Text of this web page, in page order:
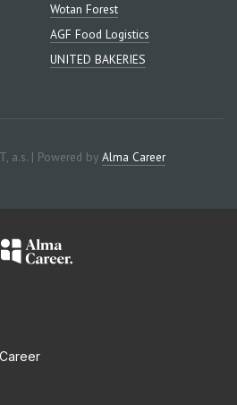
Wotan Forest
AGF Food Logistics
UNITED BAKERIES
a.s. | Powered by Alma Career